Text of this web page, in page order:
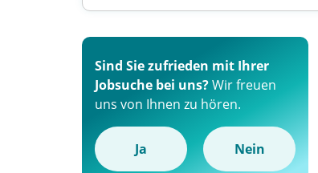
Sind Sie zufrieden mit Ihrer
Jobsuche bei uns?Wir freuen
uns von Ihnen zu hören.
Ja Nein